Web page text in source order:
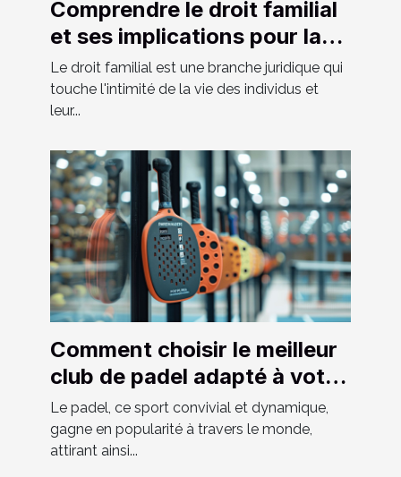
Comprendre le droit familial
et ses implications pour la
société moderne
Le droit familial est une branche juridique qui
touche l'intimité de la vie des individus et
leur...
Comment choisir le meilleur
club de padel adapté à votre
niveau
Le padel, ce sport convivial et dynamique,
gagne en popularité à travers le monde,
attirant ainsi...